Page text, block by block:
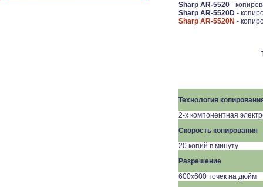
Sharp AR-5520 -
Sharp AR-5520D -
Sharp AR-5520N -
Технология
2-х компонентная
Скорость копирования
20 копий в минуту
Разрешение
600х600 точек на дюйм